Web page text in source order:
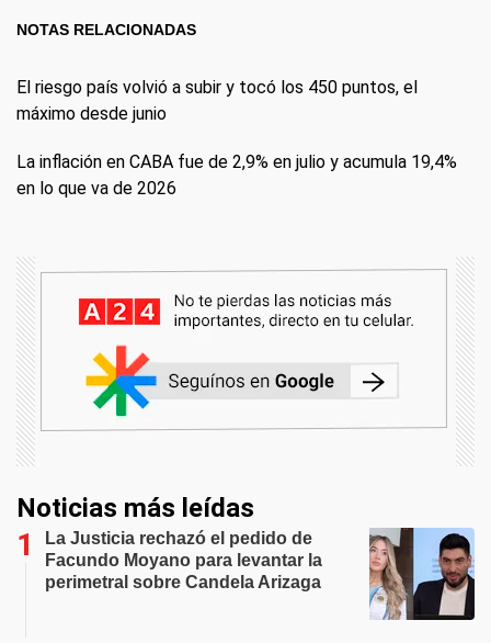
NOTAS RELACIONADAS
El riesgo país volvió a subir y tocó los 450 puntos, el
máximo desde junio
La inflación en CABA fue de 2,9% en julio y acumula 19,4%
en lo que va de 2026
Noticias más leídas
La Justicia rechazó el pedido de
Facundo Moyano para levantar la
perimetral sobre Candela Arizaga